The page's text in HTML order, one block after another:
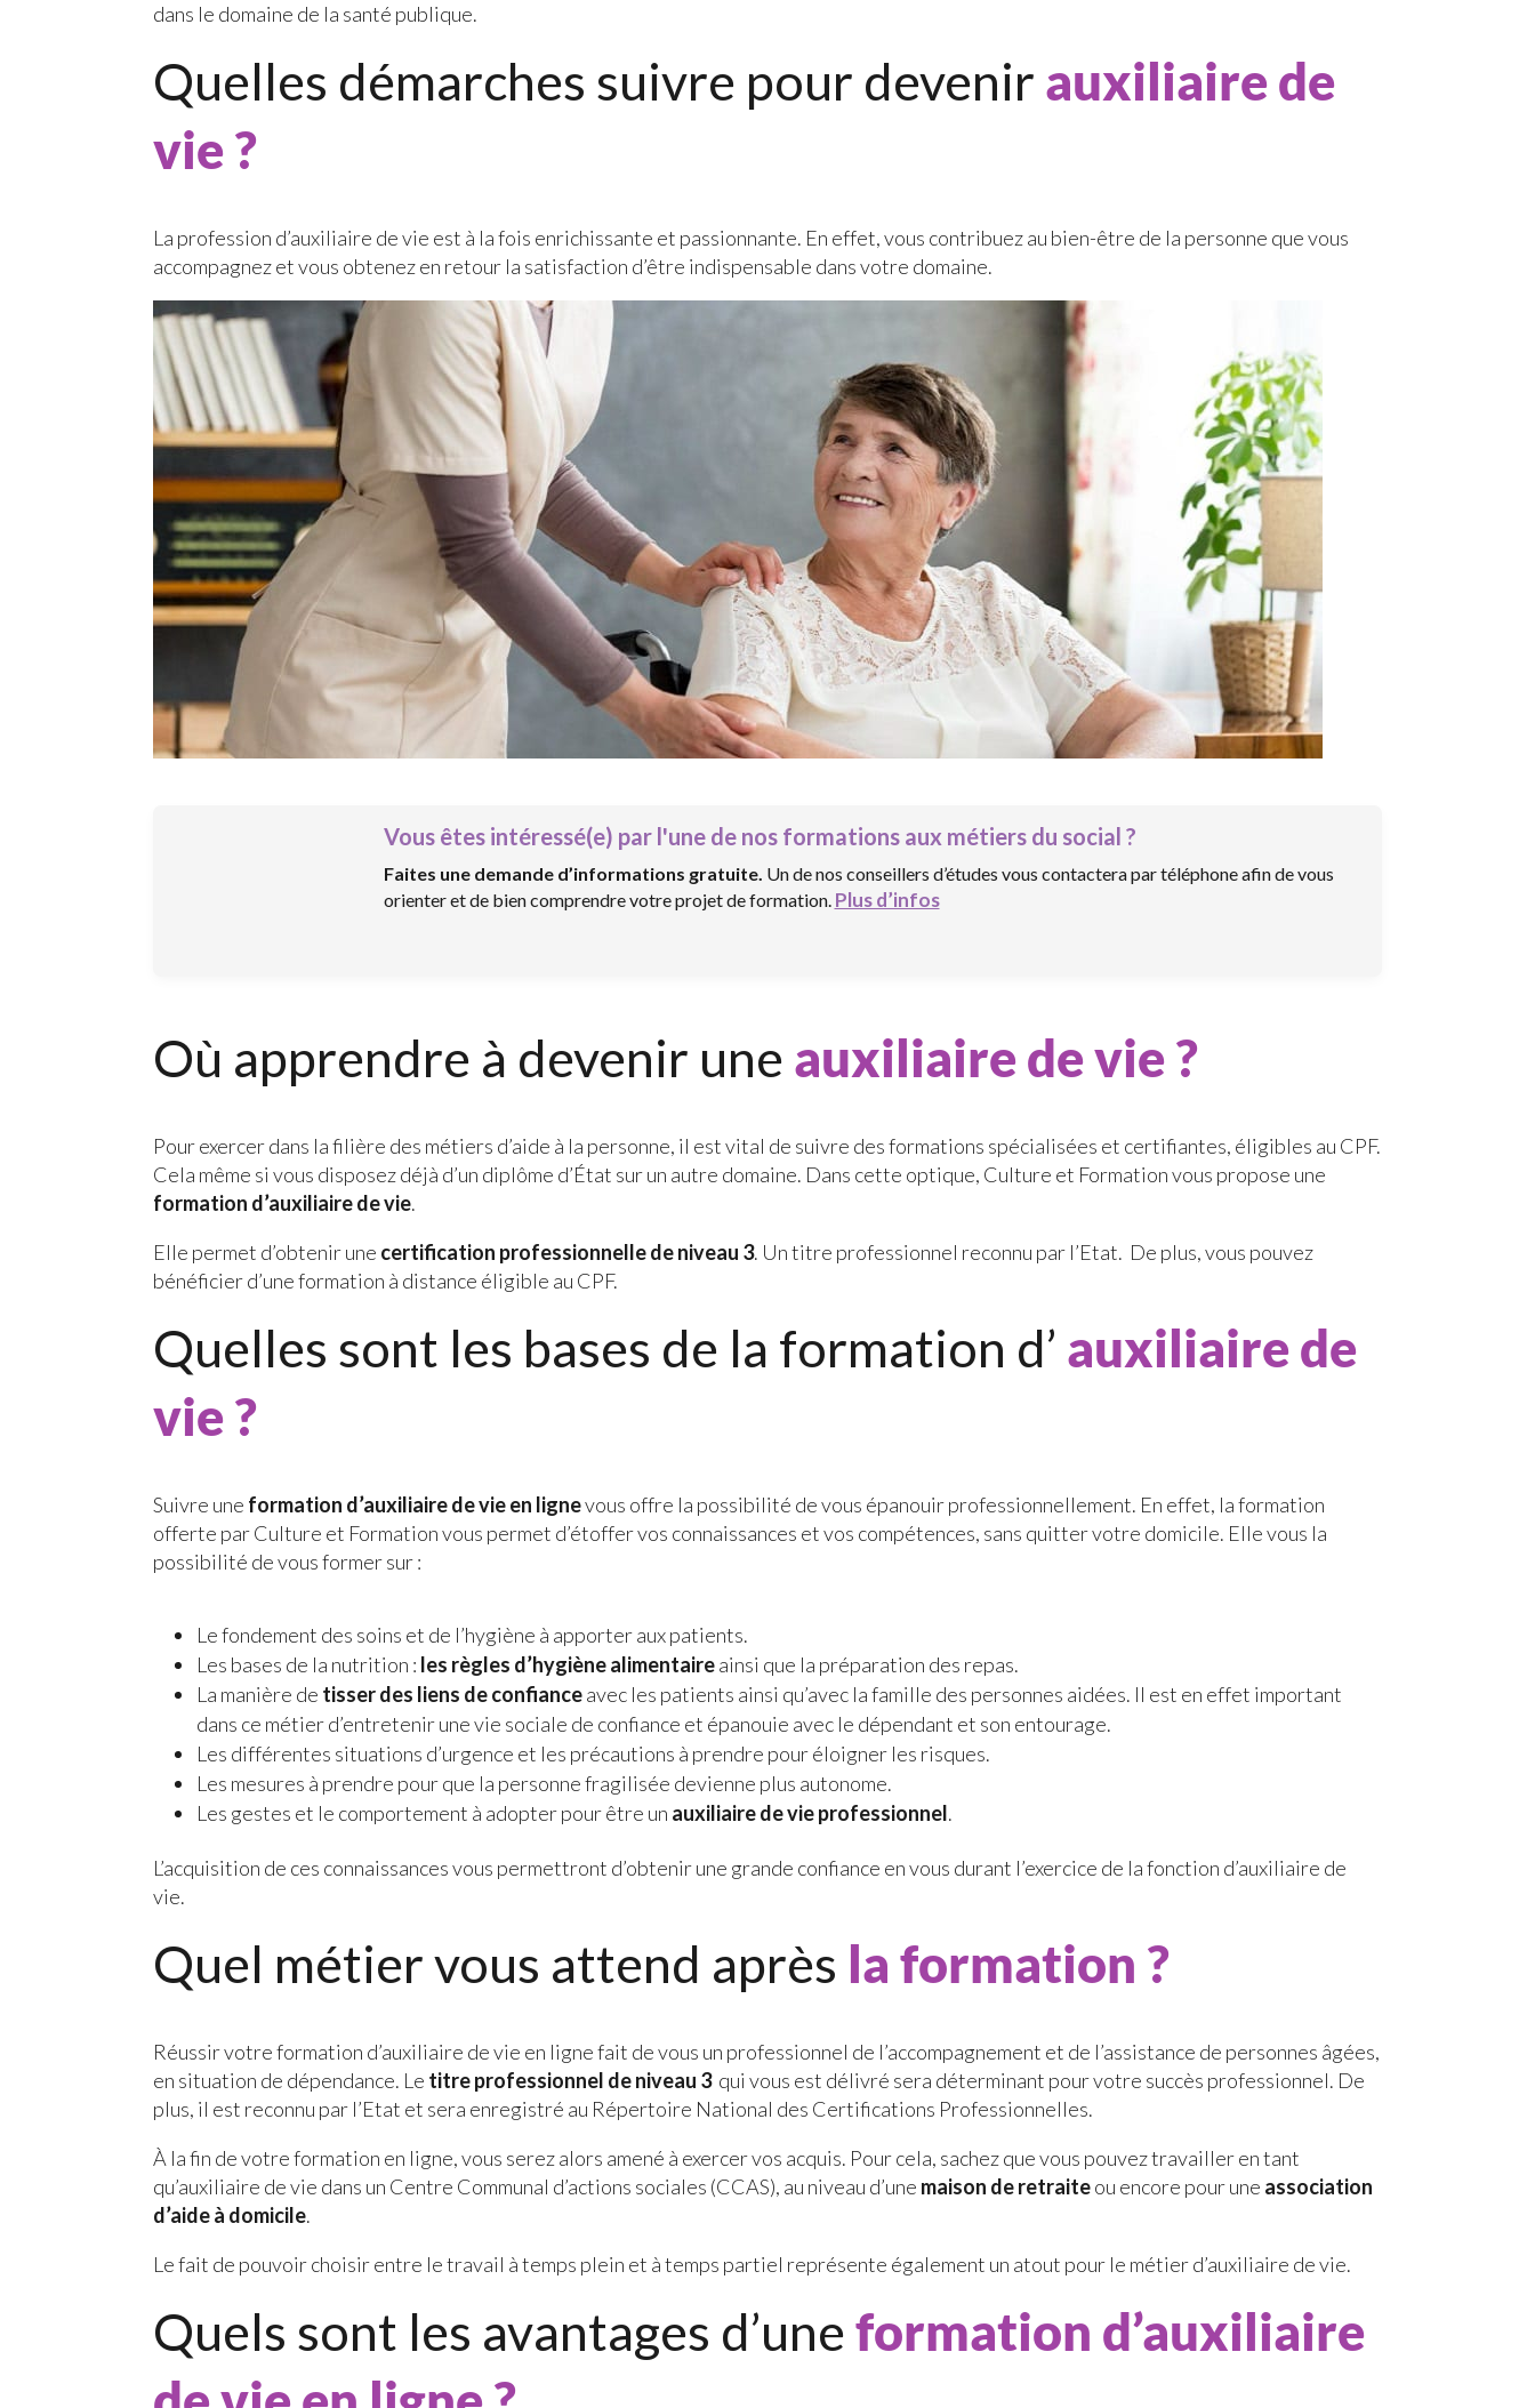
dans le domaine de la santé publique.
Quelles démarches suivre pour devenir auxiliaire de
vie ?
La profession d’auxiliaire de vie est à la fois enrichissante et passionnante. En effet, vous contribuez au bien-être de la personne que vous
accompagnez et vous obtenez en retour la satisfaction d’être indispensable dans votre domaine.
Vous êtes intéressé(e) par l'une de nos formations aux métiers du social ?
Faites une demande d’informations gratuite. Un de nos conseillers d’études vous contactera par téléphone afin de vous
orienter et de bien comprendre votre projet de formation. Plus d’infos
Où apprendre à devenir une auxiliaire de vie ?
Pour exercer dans la filière des métiers d’aide à la personne, il est vital de suivre des formations spécialisées et certifiantes, éligibles au CPF.
Cela même si vous disposez déjà d’un diplôme d’État sur un autre domaine. Dans cette optique, Culture et Formation vous propose une
formation d’auxiliaire de vie.
Elle permet d’obtenir une certification professionnelle de niveau 3. Un titre professionnel reconnu par l’Etat. De plus, vous pouvez
bénéficier d’une formation à distance éligible au CPF.
Quelles sont les bases de la formation d’ auxiliaire de
vie ?
Suivre une formation d’auxiliaire de vie en lignevous offre la possibilité de vous épanouir professionnellement. En effet, la formation
offerte par Culture et Formation vous permet d’étoffer vos connaissances et vos compétences, sans quitter votre domicile. Elle vous la
possibilité de vous former sur :
Le fondement des soins et de l’hygiène à apporter aux patients.
Les bases de la nutrition : les règles d’hygiène alimentaireainsi que la préparation des repas.
La manière de tisser des liens de confianceavec les patients ainsi qu’avec la famille des personnes aidées. Il est en effet important
dans ce métier d’entretenir une vie sociale de confiance et épanouie avec le dépendant et son entourage.
Les différentes situations d’urgence et les précautions à prendre pour éloigner les risques.
Les mesures à prendre pour que la personne fragilisée devienne plus autonome.
Les gestes et le comportement à adopter pour être un auxiliaire de vie professionnel.
L’acquisition de ces connaissances vous permettront d’obtenir une grande confiance en vous durant l’exercice de la fonction d’auxiliaire de
vie.
Quel métier vous attend après la formation ?
Réussir votre formation d’auxiliaire de vie en ligne fait de vous un professionnel de l’accompagnement et de l’assistance de personnes âgées,
en situation de dépendance. Le titre professionnel de niveau 3 qui vous est délivré sera déterminant pour votre succès professionnel. De
plus, il est reconnu par l’Etat et sera enregistré au Répertoire National des Certifications Professionnelles.
À la fin de votre formation en ligne, vous serez alors amené à exercer vos acquis. Pour cela, sachez que vous pouvez travailler en tant
qu’auxiliaire de vie dans un Centre Communal d’actions sociales (CCAS), au niveau d’une maison de retraiteou encore pour une association
d’aide à domicile.
Le fait de pouvoir choisir entre le travail à temps plein et à temps partiel représente également un atout pour le métier d’auxiliaire de vie.
Quels sont les avantages d’uneformation d’auxiliaire